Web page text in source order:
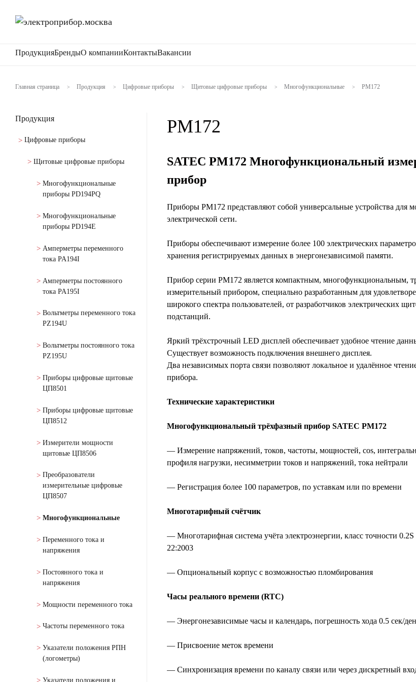
ПродукцияБрендыО компанииКонтактыВакансии
Главная страница > Продукция > Цифровые приборы > Щитовые цифровые приборы > Многофункциональные > PM172
Продукция
Цифровые приборы
Щитовые цифровые приборы
Многофункциональные
приборы PD194PQ
Многофункциональные
приборы PD194E
Амперметры переменного
тока PA194I
Амперметры постоянного
тока PA195I
Вольтметры переменного тока
PZ194U
Вольтметры постоянного тока
PZ195U
Приборы цифровые щитовые
ЦП8501
Приборы цифровые щитовые
ЦП8512
Измерители мощности
щитовые ЦП8506
Преобразователи
измерительные цифровые
ЦП8507
Многофункциональные
Переменного тока и
напряжения
Постоянного тока и
напряжения
Мощности переменного тока
Частоты переменного тока
Указатели положения РПН
(логометры)
Указатели положения и
PM172
SATEC PM172 Многофункциональный
прибор
Приборы PM172 представляют собой универсальные устройства для
электрической сети.
Приборы обеспечивают измерение более 100 электрических
хранения регистрируемых данных в энергонезависимой памяти.
Прибор серии PM172 является компактным, многофункциональным,
измерительный прибором, специально разработанным для
широкого спектра пользователей, от разработчиков электрических
подстанций.
Яркий трёхстрочный LED дисплей обеспечивает удобное чтение
Существует возможность подключения внешнего дисплея.
Два независимых порта связи позволяют локальное и удалённое
прибора.
Технические характеристики
Многофункциональный трёхфазный прибор SATEC PM172
— Измерение напряжений, токов, частоты, мощностей, cos,
профиля нагрузки, несимметрии токов и напряжений, тока нейтрали
— Регистрация более 100 параметров, по уставкам или по времени
Многотарифный счётчик
— Многотарифная система учёта электроэнергии, класс точности
22:2003
— Опциональный корпус с возможностью пломбирования
Часы реального времени (RTC)
— Энергонезависимые часы и календарь, погрешность хода 0.5 сек/
— Присвоение меток времени
— Синхронизация времени по каналу связи или через дискретный